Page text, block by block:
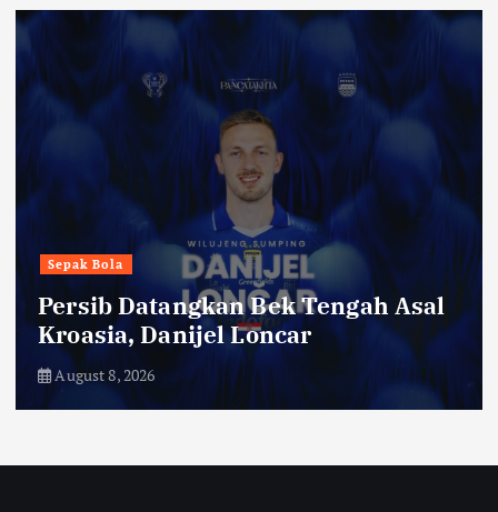
Sepak Bola
Persib Datangkan Bek Tengah Asal
Kroasia, Danijel Loncar
August 8, 2026